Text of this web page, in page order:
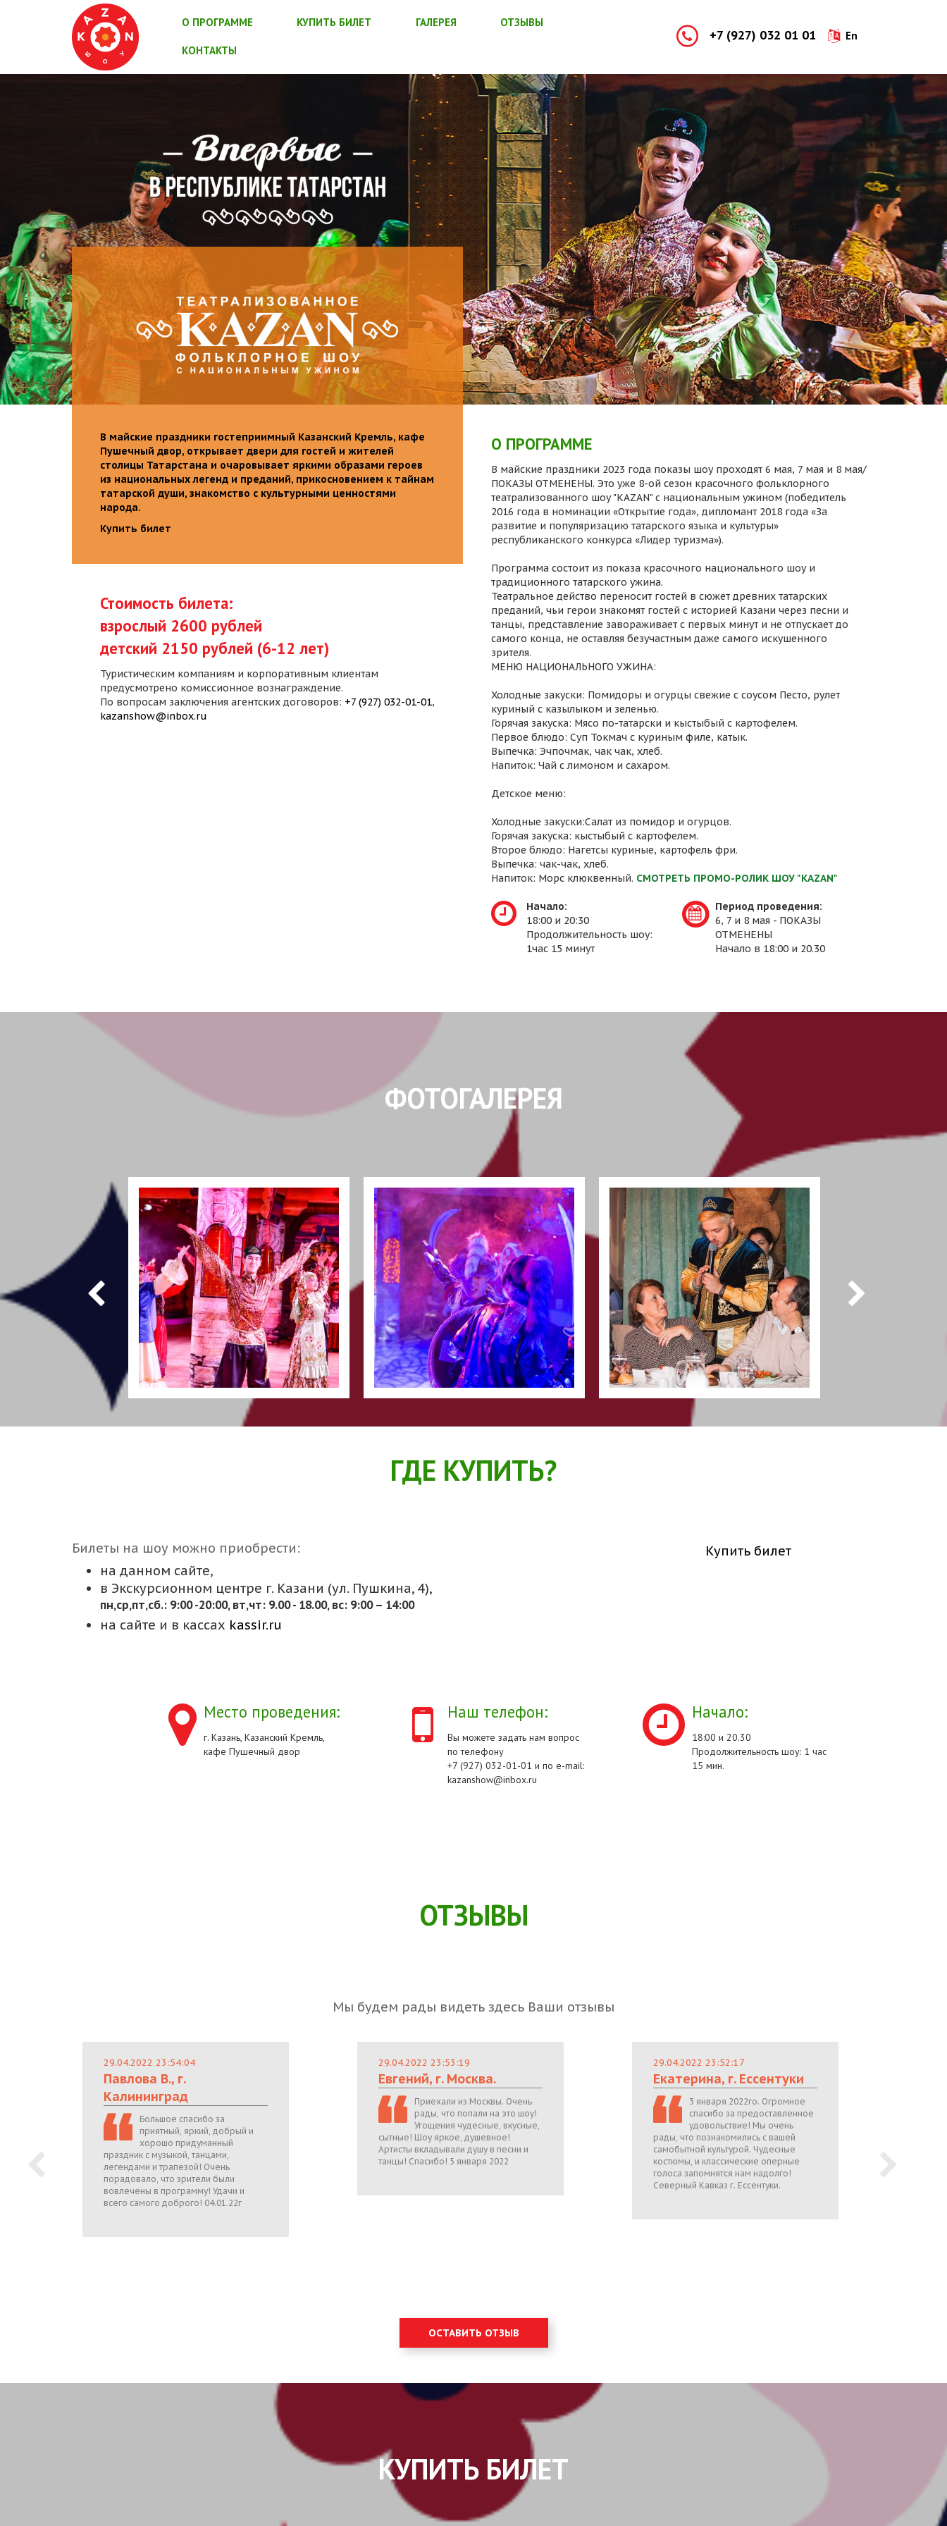
О ПРОГРАММЕ КУПИТЬ БИЛЕТ ГАЛЕРЕЯ ОТЗЫВЫ
КОНТАКТЫ
+7 (927) 032 01 01 En
В майские праздники гостеприимный Казанский Кремль, кафе
Пушечный двор, открывает двери для гостей и жителей
столицы Татарстана и очаровывает яркими образами героев
из национальных легенд и преданий, прикосновением к тайнам
татарской души, знакомство с культурными ценностями
народа.
Купить билет
Стоимость билета:
взрослый 2600 рублей
детский 2150 рублей (6-12 лет)
Туристическим компаниям и корпоративным клиентам
предусмотрено комиссионное вознаграждение.
По вопросам заключения агентских договоров: +7 (927) 032-01-01,
kazanshow@inbox.ru
О ПРОГРАММЕ
В майские праздники 2023 года показы шоу проходят 6 мая, 7 мая и 8 мая/
ПОКАЗЫ ОТМЕНЕНЫ. Это уже 8-ой сезон красочного фольклорного
театрализованного шоу "KAZAN" с национальным ужином (победитель
2016 года в номинации «Открытие года», дипломант 2018 года «За
развитие и популяризацию татарского языка и культуры»
республиканского конкурса «Лидер туризма»).
Программа состоит из показа красочного национального шоу и
традиционного татарского ужина.
Театральное действо переносит гостей в сюжет древних татарских
преданий, чьи герои знакомят гостей с историей Казани через песни и
танцы, представление завораживает с первых минут и не отпускает до
самого конца, не оставляя безучастным даже самого искушенного
зрителя.
МЕНЮ НАЦИОНАЛЬНОГО УЖИНА:
Холодные закуски: Помидоры и огурцы свежие с соусом Песто, рулет
куриный с казылыком и зеленью.
Горячая закуска: Мясо по-татарски и кыстыбый с картофелем.
Первое блюдо: Суп Токмач с куриным филе, катык.
Выпечка: Эчпочмак, чак чак, хлеб.
Напиток: Чай с лимоном и сахаром.
Детское меню:
Холодные закуски:Салат из помидор и огурцов.
Горячая закуска: кыстыбый с картофелем.
Второе блюдо: Нагетсы куриные, картофель фри.
Выпечка: чак-чак, хлеб.
Напиток: Морс клюквенный. СМОТРЕТЬ ПРОМО-РОЛИК ШОУ "KAZAN"
Начало:
18:00 и 20:30
Продолжительность шоу:
1час 15 минут
Период проведения:
6, 7 и 8 мая - ПОКАЗЫ
ОТМЕНЕНЫ
Начало в 18:00 и 20.30
ФОТОГАЛЕРЕЯ
ГДЕ КУПИТЬ?
Билеты на шоу можно приобрести:
на данном сайте,
в Экскурсионном центре г. Казани (ул. Пушкина, 4),
пн,cр,пт,сб.: 9:00 -20:00, вт,чт: 9.00 - 18.00, вс: 9:00 – 14:00
на сайте и в кассах kassir.ru
Купить билет
Место проведения:
г. Казань, Казанский Кремль,
кафе Пушечный двор
Наш телефон:
Вы можете задать нам вопрос
по телефону
+7 (927) 032-01-01 и по e-mail:
kazanshow@inbox.ru
Начало:
18:00 и 20.30
Продолжительность шоу: 1 час
15 мин.
ОТЗЫВЫ
Мы будем рады видеть здесь Ваши отзывы
29.04.2022 23:54:04
Павлова В., г.
Калининград
Большое спасибо за
приятный, яркий, добрый и
хорошо придуманный
праздник с музыкой, танцами,
легендами и трапезой! Очень
порадовало, что зрители были
вовлечены в программу! Удачи и
всего самого доброго! 04.01.22г
29.04.2022 23:53:19
Евгений, г. Москва.
Приехали из Москвы. Очень
рады, что попали на это шоу!
Угощения чудесные, вкусные,
сытные! Шоу яркое, душевное!
Артисты вкладывали душу в песни и
танцы! Спасибо! 5 января 2022
29.04.2022 23:52:17
Екатерина, г. Ессентуки
3 января 2022го. Огромное
спасибо за предоставленное
удовольствие! Мы очень
рады, что познакомились с вашей
самобытной культурой. Чудесные
костюмы, и классические оперные
голоса запомнятся нам надолго!
Северный Кавказ г. Ессентуки.
ОСТАВИТЬ ОТЗЫВ
КУПИТЬ БИЛЕТ